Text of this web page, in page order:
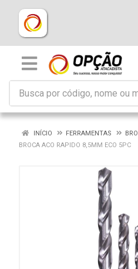
INÍCIO FERRAMENTAS
BROCA ACO RAPIDO 8,5MM ECO 5PC